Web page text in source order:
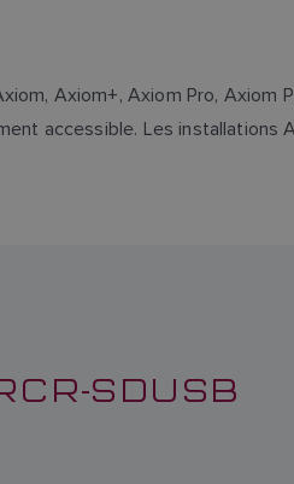
Axiom+, Axiom Pro, Axiom
accessible. Les installations
SDUSB